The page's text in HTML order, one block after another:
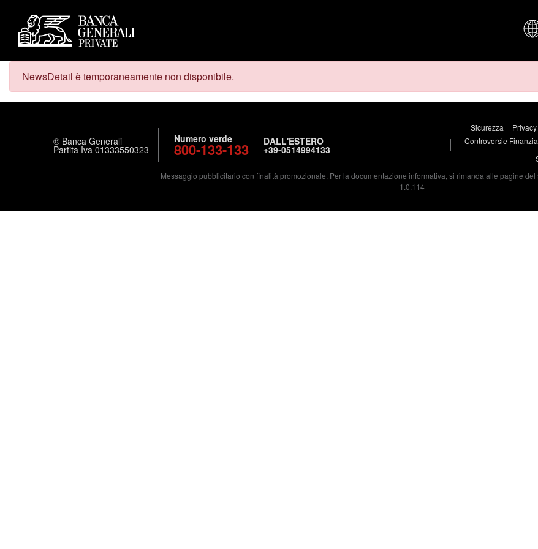
NewsDetail è temporaneamente non disponibile.
© Banca Generali
Partita Iva 01333550323
Numero verde
800-133-133 DALL'ESTERO
+39-0514994133
Sicurezza
Controversie
Messaggio pubblicitario con finalità promozionale. Per la documentazione informativa, si rimanda alle pagine
1.0.114